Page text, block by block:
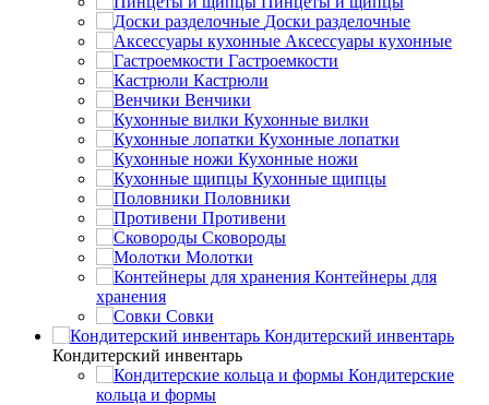
Доски разделочные
Аксессуары кухонные
Гастроемкости
Кастрюли
Венчики
Кухонные вилки
Кухонные лопатки
Кухонные ножи
Кухонные щипцы
Половники
Противени
Сковороды
Молотки
Контейнеры для
хранения
Совки
Кондитерский инвентарь
Кондитерский инвентарь
Кондитерские
кольца и формы